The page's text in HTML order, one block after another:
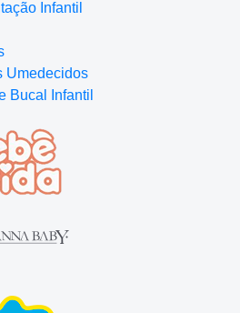
Infantil
Umedecidos
Bucal Infantil